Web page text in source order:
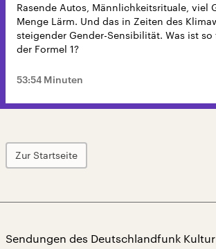
Rasende Autos, Männlichkeitsrituale, viel
Menge Lärm. Und das in Zeiten des
steigender Gender-Sensibilität. Was ist so
der Formel 1?
53:54 Minuten
Zur Startseite
Sendungen des Deutschlandfunk Kultur